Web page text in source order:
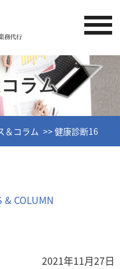
ラム
＆コラム 健康診断16
& COLUMN
2021年11月27日